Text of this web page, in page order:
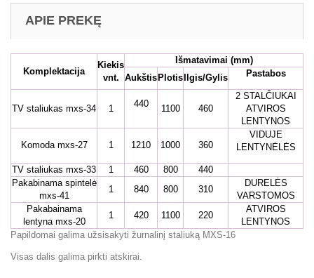
APIE PREKĘ
Komplektacija
Kiekis
vnt.
Išmatavimai (mm)
Aukštis Plotis Ilgis/Gylis Pastabos
TV staliukas mxs-34 1 440 1100 460
2 STALČIUKAI
ATVIROS
LENTYNOS
Komoda mxs-27 1 1210 1000 360
VIDUJE
LENTYNĖLĖS
TV staliukas mxs-33 1 460 800
440
Pakabinama spintelė
mxs-41
1 840 800 310
DURELĖS
VARSTOMOS
Pakabainama
lentyna mxs-20
1 420 1100 220
ATVIROS
LENTYNOS
Papildomai galima užsisakyti žurnalinį staliuką MXS-16
Visas dalis galima pirkti atskirai.